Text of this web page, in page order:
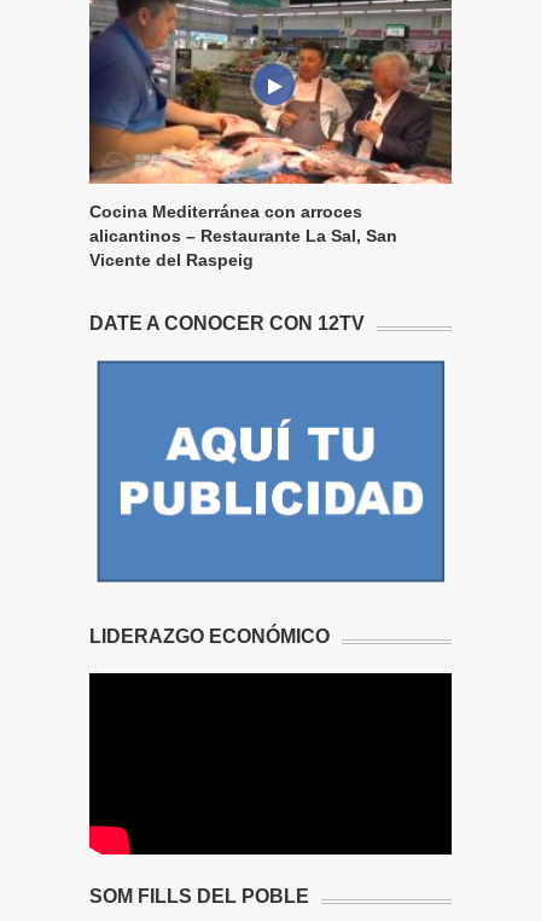
Cocina Mediterránea con arroces
alicantinos – Restaurante La Sal, San
Vicente del Raspeig
DATE A CONOCER CON 12TV
LIDERAZGO ECONÓMICO
SOM FILLS DEL POBLE